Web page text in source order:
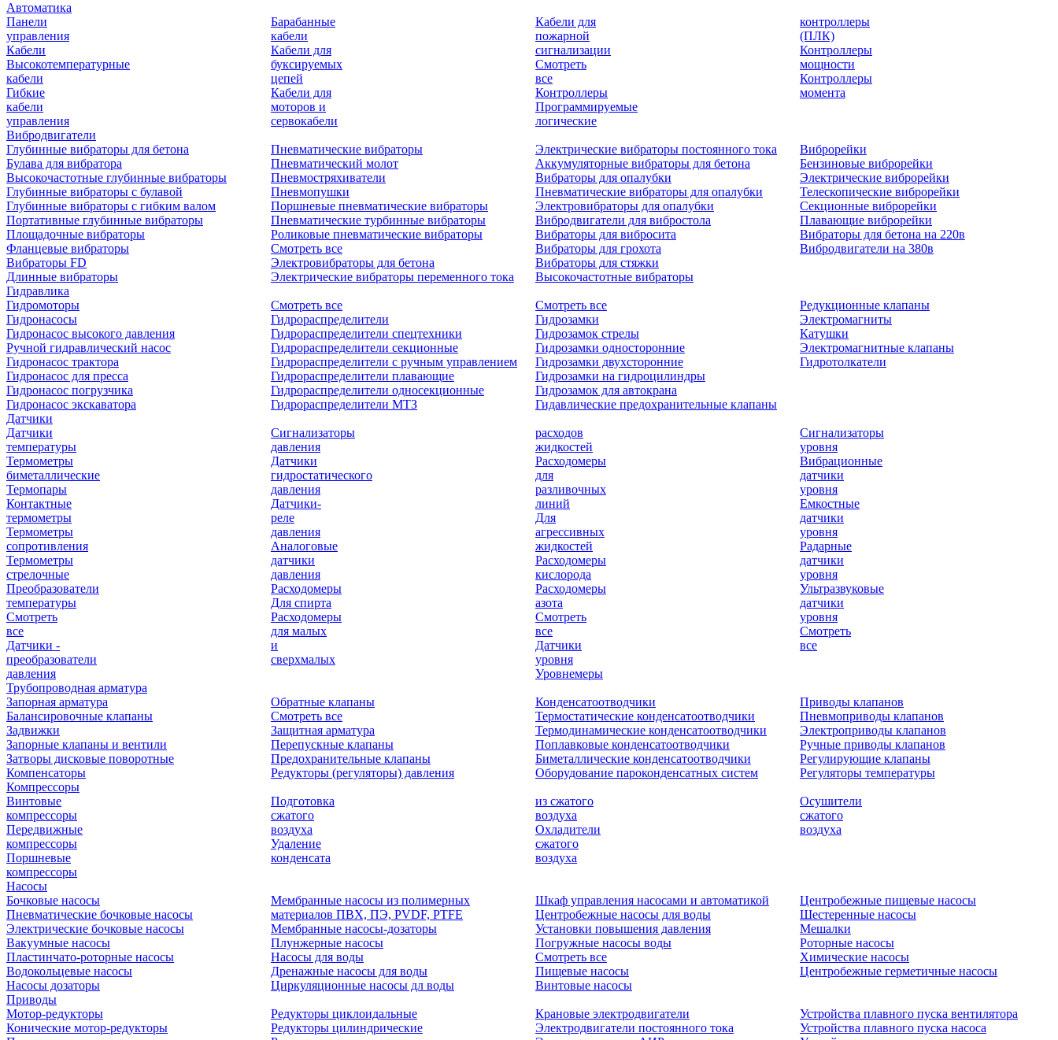
Автоматика
Панели
управления
Кабели
Высокотемпературные
кабели
Гибкие
кабели
управления
Барабанные
кабели
Кабели для
буксируемых
цепей
Кабели для
моторов и
сервокабели
Кабели для
пожарной
сигнализации
Смотреть
все
Контроллеры
Программируемые
логические
контроллеры
(ПЛК)
Контроллеры
мощности
Контроллеры
момента
Вибродвигатели
Глубинные вибраторы для бетона
Булава для вибратора
Высокочастотные глубинные вибраторы
Глубинные вибраторы с булавой
Глубинные вибраторы с гибким валом
Портативные глубинные вибраторы
Площадочные вибраторы
Фланцевые вибраторы
Вибраторы FD
Длинные вибраторы
Пневматические вибраторы
Пневматический молот
Пневмостряхиватели
Пневмопушки
Поршневые пневматические вибраторы
Пневматические турбинные вибраторы
Роликовые пневматические вибраторы
Смотреть все
Электровибраторы для бетона
Электрические вибраторы переменного тока
Электрические вибраторы постоянного тока
Аккумуляторные вибраторы для бетона
Вибраторы для опалубки
Пневматические вибраторы для опалубки
Электровибраторы для опалубки
Вибродвигатели для вибростола
Вибраторы для вибросита
Вибраторы для грохота
Вибраторы для стяжки
Высокочастотные вибраторы
Виброрейки
Бензиновые виброрейки
Электрические виброрейки
Телескопические виброрейки
Секционные виброрейки
Плавающие виброрейки
Вибраторы для бетона на 220в
Вибродвигатели на 380в
Гидравлика
Гидромоторы
Гидронасосы
Гидронасос высокого давления
Ручной гидравлический насос
Гидронасос трактора
Гидронасос для пресса
Гидронасос погрузчика
Гидронасос экскаватора
Смотреть все
Гидрораспределители
Гидрораспределители спецтехники
Гидрораспределители секционные
Гидрораспределители с ручным управлением
Гидрораспределители плавающие
Гидрораспределители односекционные
Гидрораспределители МТЗ
Смотреть все
Гидрозамки
Гидрозамок стрелы
Гидрозамки односторонние
Гидрозамки двухсторонние
Гидрозамки на гидроцилиндры
Гидрозамок для автокрана
Гидавлические предохранительные клапаны
Редукционные клапаны
Электромагниты
Катушки
Электромагнитные клапаны
Гидротолкатели
Датчики
Датчики
температуры
Термометры
биметаллические
Термопары
Контактные
термометры
Термометры
сопротивления
Термометры
стрелочные
Преобразователи
температуры
Смотреть
все
Датчики -
преобразователи
давления
Сигнализаторы
давления
Датчики
гидростатического
давления
Датчики-
реле
давления
Аналоговые
датчики
давления
Расходомеры
Для спирта
Расходомеры
для малых
и
сверхмалых
расходов
жидкостей
Расходомеры
для
разливочных
линий
Для
агрессивных
жидкостей
Расходомеры
кислорода
Расходомеры
азота
Смотреть
все
Датчики
уровня
Уровнемеры
Сигнализаторы
уровня
Вибрационные
датчики
уровня
Емкостные
датчики
уровня
Радарные
датчики
уровня
Ультразвуковые
датчики
уровня
Смотреть
все
Трубопроводная арматура
Запорная арматура
Балансировочные клапаны
Задвижки
Запорные клапаны и вентили
Затворы дисковые поворотные
Компенсаторы
Обратные клапаны
Смотреть все
Защитная арматура
Перепускные клапаны
Предохранительные клапаны
Редукторы (регуляторы) давления
Конденсатоотводчики
Термостатические конденсатоотводчики
Термодинамические конденсатоотводчики
Поплавковые конденсатоотводчики
Биметаллические конденсатоотводчики
Оборудование пароконденсатных систем
Приводы клапанов
Пневмоприводы клапанов
Электроприводы клапанов
Ручные приводы клапанов
Регулирующие клапаны
Регуляторы температуры
Компрессоры
Винтовые
компрессоры
Передвижные
компрессоры
Поршневые
компрессоры
Подготовка
сжатого
воздуха
Удаление
конденсата
из сжатого
воздуха
Охладители
сжатого
воздуха
Осушители
сжатого
воздуха
Насосы
Бочковые насосы
Пневматические бочковые насосы
Электрические бочковые насосы
Вакуумные насосы
Пластинчато-роторные насосы
Водокольцевые насосы
Насосы дозаторы
Мембранные насосы из полимерных
материалов ПВХ, ПЭ, PVDF, PTFE
Мембранные насосы-дозаторы
Плунжерные насосы
Насосы для воды
Дренажные насосы для воды
Циркуляционные насосы дл воды
Шкаф управления насосами и автоматикой
Центробежные насосы для воды
Установки повышения давления
Погружные насосы воды
Смотреть все
Пищевые насосы
Винтовые насосы
Центробежные пищевые насосы
Шестеренные насосы
Мешалки
Роторные насосы
Химические насосы
Центробежные герметичные насосы
Приводы
Мотор-редукторы
Конические мотор-редукторы
Редукторы циклоидальные
Редукторы цилиндрические
Крановые электродвигатели
Электродвигатели постоянного тока
Устройства плавного пуска вентилятора
Устройства плавного пуска насоса